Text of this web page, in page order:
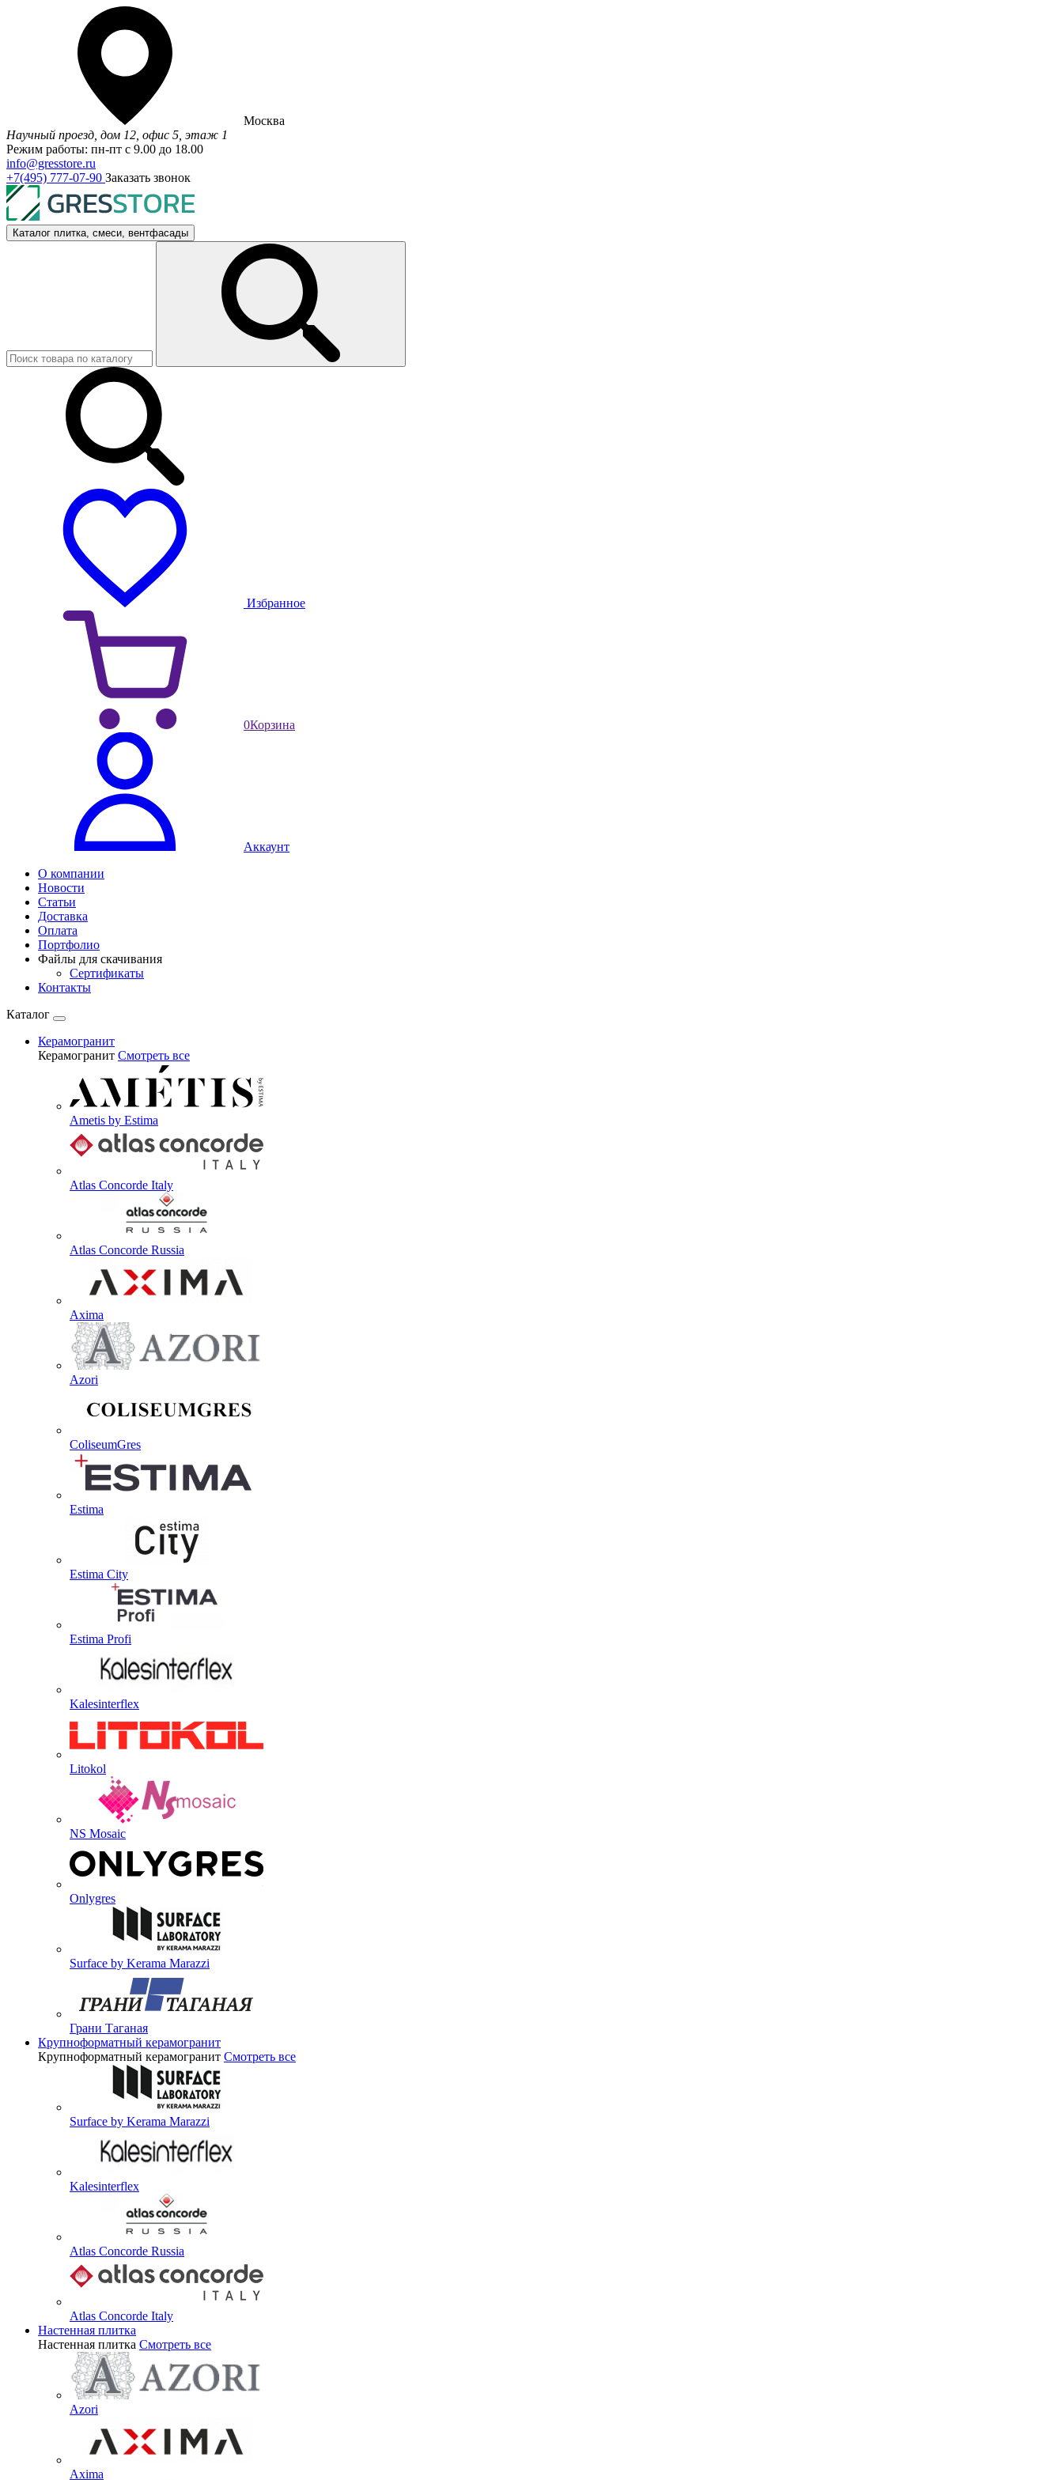
Москва
Научный проезд, дом 12, офис 5, этаж 1
Режим работы: пн-пт с 9.00 до 18.00
info@gresstore.ru
+7(495) 777-07-90 Заказать звонок
Каталог плитка, смеси, вентфасады
Избранное
0Корзина
Аккаунт
О компании
Новости
Статьи
Доставка
Оплата
Портфолио
Файлы для скачивания
Сертификаты
Контакты
Каталог
Керамогранит
Керамогранит Смотреть все
Ametis by Estima
Atlas Concorde Italy
Atlas Concorde Russia
Axima
Azori
ColiseumGres
Estima
Estima City
Estima Profi
Kalesinterflex
Litokol
NS Mosaic
Onlygres
Surface by Kerama Marazzi
Грани Таганая
Крупноформатный керамогранит
Крупноформатный керамогранит Смотреть все
Surface by Kerama Marazzi
Kalesinterflex
Atlas Concorde Russia
Atlas Concorde Italy
Настенная плитка
Настенная плитка Смотреть все
Azori
Axima